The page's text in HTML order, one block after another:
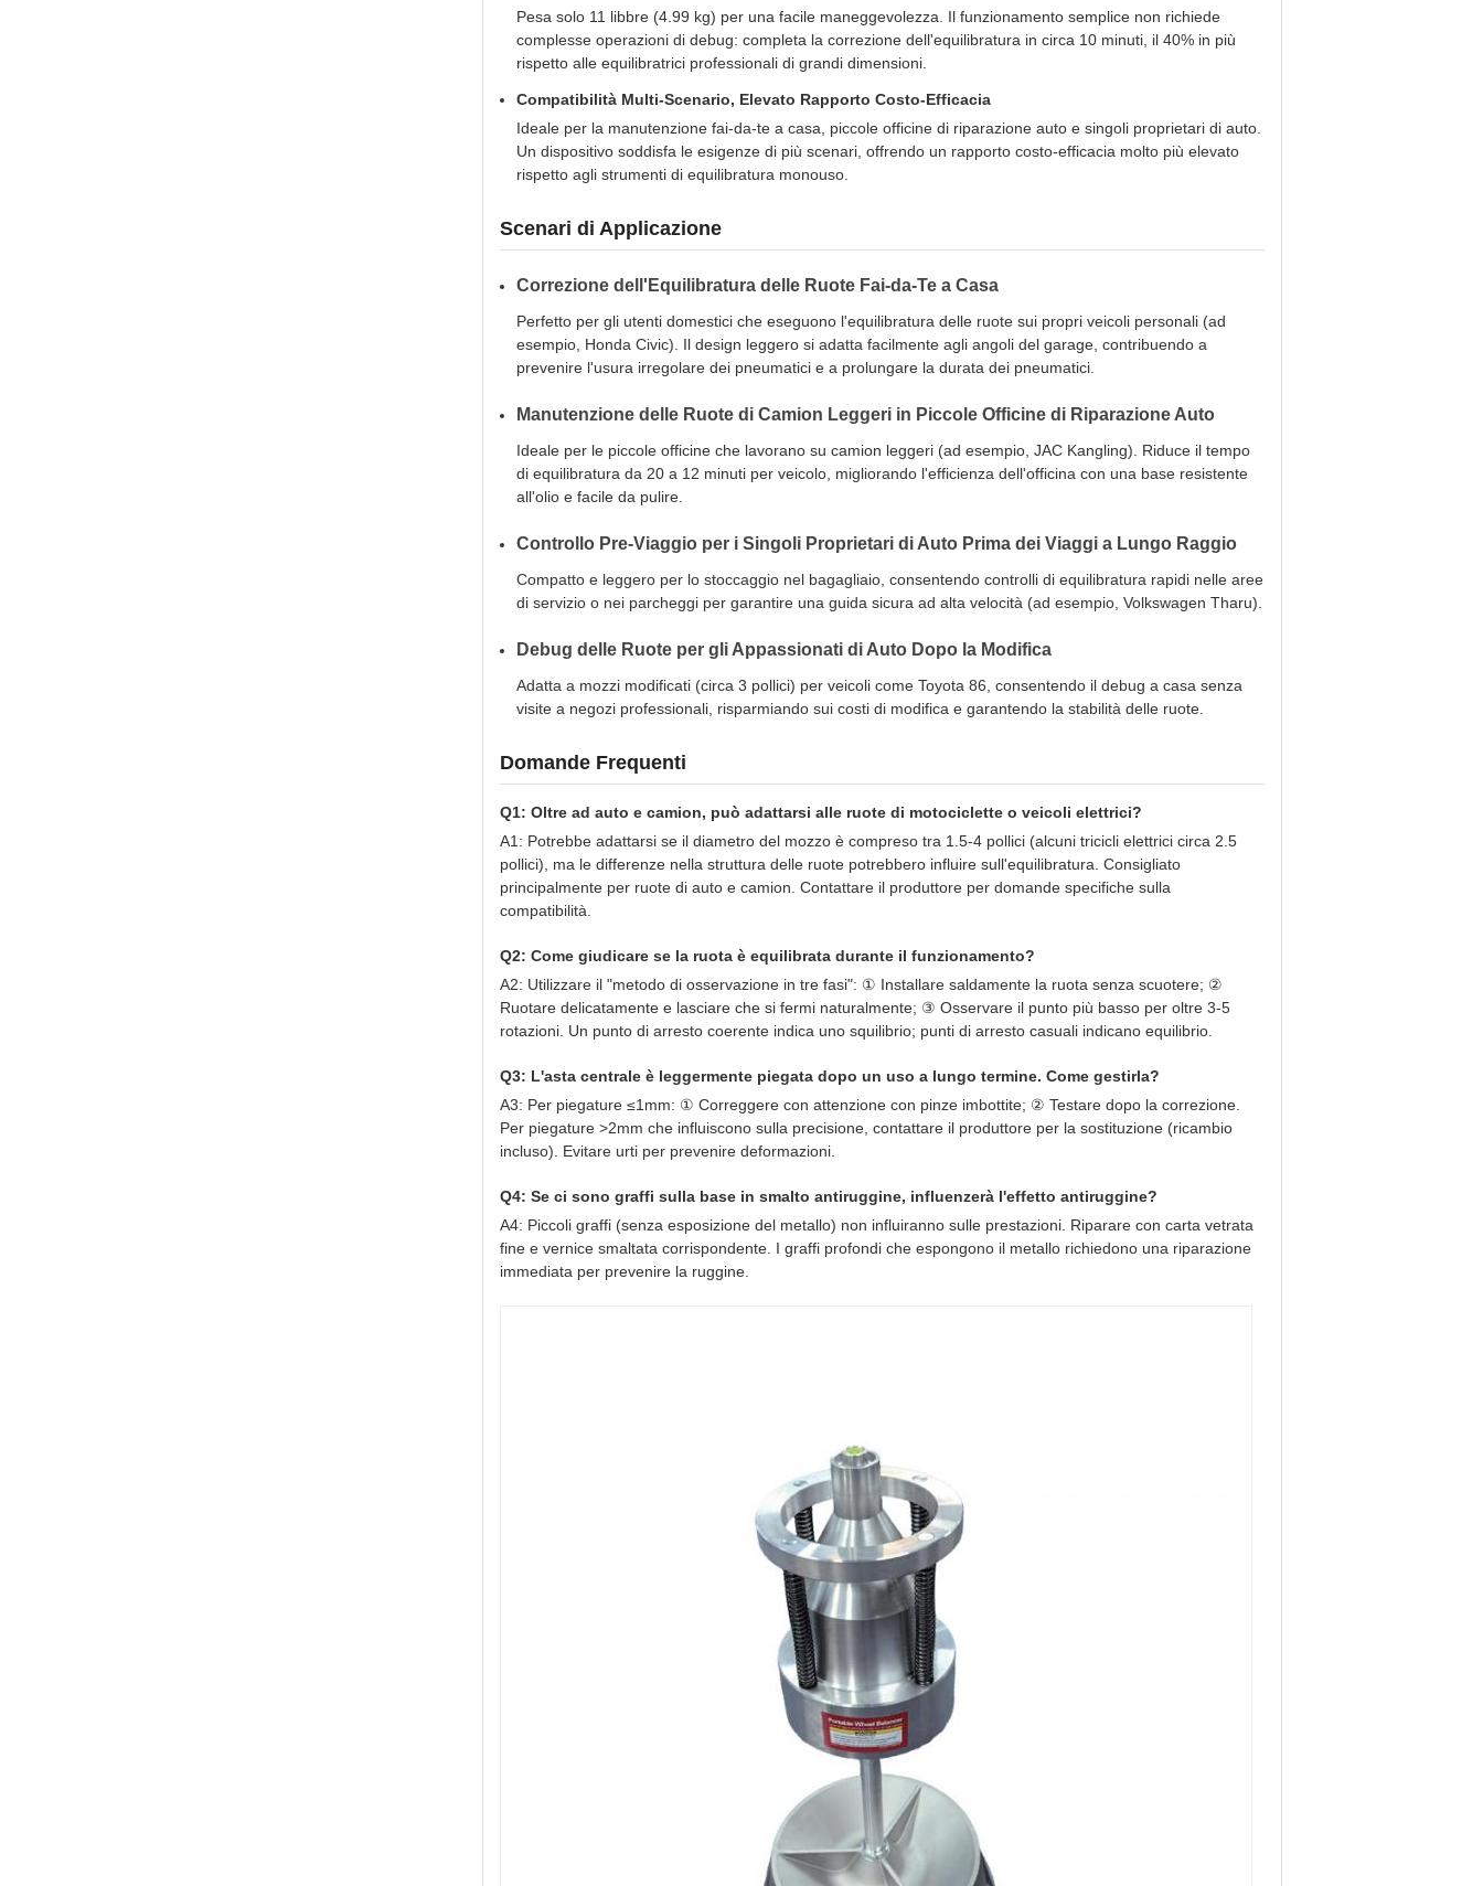
Pesa solo 11 libbre (4.99 kg) per una facile maneggevolezza. Il funzionamento semplice non richiede
complesse operazioni di debug: completa la correzione dell'equilibratura in circa 10 minuti, il 40% in più
rispetto alle equilibratrici professionali di grandi dimensioni.
Compatibilità Multi-Scenario, Elevato Rapporto Costo-Efficacia
Ideale per la manutenzione fai-da-te a casa, piccole officine di riparazione auto e singoli proprietari di auto.
Un dispositivo soddisfa le esigenze di più scenari, offrendo un rapporto costo-efficacia molto più elevato
rispetto agli strumenti di equilibratura monouso.
Scenari di Applicazione
Correzione dell'Equilibratura delle Ruote Fai-da-Te a Casa
Perfetto per gli utenti domestici che eseguono l'equilibratura delle ruote sui propri veicoli personali (ad
esempio, Honda Civic). Il design leggero si adatta facilmente agli angoli del garage, contribuendo a
prevenire l'usura irregolare dei pneumatici e a prolungare la durata dei pneumatici.
Manutenzione delle Ruote di Camion Leggeri in Piccole Officine di Riparazione Auto
Ideale per le piccole officine che lavorano su camion leggeri (ad esempio, JAC Kangling). Riduce il tempo
di equilibratura da 20 a 12 minuti per veicolo, migliorando l'efficienza dell'officina con una base resistente
all'olio e facile da pulire.
Controllo Pre-Viaggio per i Singoli Proprietari di Auto Prima dei Viaggi a Lungo Raggio
Compatto e leggero per lo stoccaggio nel bagagliaio, consentendo controlli di equilibratura rapidi nelle aree
di servizio o nei parcheggi per garantire una guida sicura ad alta velocità (ad esempio, Volkswagen Tharu).
Debug delle Ruote per gli Appassionati di Auto Dopo la Modifica
Adatta a mozzi modificati (circa 3 pollici) per veicoli come Toyota 86, consentendo il debug a casa senza
visite a negozi professionali, risparmiando sui costi di modifica e garantendo la stabilità delle ruote.
Domande Frequenti
Q1: Oltre ad auto e camion, può adattarsi alle ruote di motociclette o veicoli elettrici?
A1: Potrebbe adattarsi se il diametro del mozzo è compreso tra 1.5-4 pollici (alcuni tricicli elettrici circa 2.5
pollici), ma le differenze nella struttura delle ruote potrebbero influire sull'equilibratura. Consigliato
principalmente per ruote di auto e camion. Contattare il produttore per domande specifiche sulla
compatibilità.
Q2: Come giudicare se la ruota è equilibrata durante il funzionamento?
A2: Utilizzare il "metodo di osservazione in tre fasi": ① Installare saldamente la ruota senza scuotere; ②
Ruotare delicatamente e lasciare che si fermi naturalmente; ③ Osservare il punto più basso per oltre 3-5
rotazioni. Un punto di arresto coerente indica uno squilibrio; punti di arresto casuali indicano equilibrio.
Q3: L'asta centrale è leggermente piegata dopo un uso a lungo termine. Come gestirla?
A3: Per piegature ≤1mm: ① Correggere con attenzione con pinze imbottite; ② Testare dopo la correzione.
Per piegature >2mm che influiscono sulla precisione, contattare il produttore per la sostituzione (ricambio
incluso). Evitare urti per prevenire deformazioni.
Q4: Se ci sono graffi sulla base in smalto antiruggine, influenzerà l'effetto antiruggine?
A4: Piccoli graffi (senza esposizione del metallo) non influiranno sulle prestazioni. Riparare con carta vetrata
fine e vernice smaltata corrispondente. I graffi profondi che espongono il metallo richiedono una riparazione
immediata per prevenire la ruggine.